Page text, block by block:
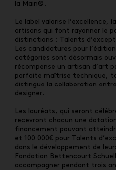
la Main®.
Le label valorise l’excellence,
artisans qui font rayonner le
distinctions : Talents
Les candidatures pour
catégories sont désormais
récompense un artisan d’art
parfaite maîtrise technique,
distingue la collaboration
designer.
Les lauréats, qui seront
recevront chacun une
financement pouvant
et 100 000€ pour Talents
dans le développement de
Fondation Bettencourt
accompagner pendant trois